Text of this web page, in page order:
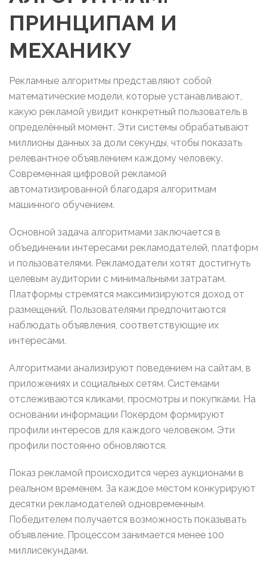
ПРИНЦИПАМ И
МЕХАНИКУ
Рекламные алгоритмы представляют собой
математические модели, которые устанавливают,
какую рекламой увидит конкретный пользователь в
определённый момент. Эти системы обрабатывают
миллионы данных за доли секунды, чтобы показать
релевантное объявлением каждому человеку.
Современная цифровой рекламой
автоматизированной благодаря алгоритмам
машинного обучением.
Основной задача алгоритмами заключается в
объединении интересами рекламодателей, платформ
и пользователями. Рекламодатели хотят достигнуть
целевым аудитории с минимальными затратам.
Платформы стремятся максимизируются доход от
размещений. Пользователями предпочитаются
наблюдать объявления, соответствующие их
интересами.
Алгоритмами анализируют поведением на сайтам, в
приложениях и социальных сетям. Системами
отслеживаются кликами, просмотры и покупками. На
основании информации Покердом формируют
профили интересов для каждого человеком. Эти
профили постоянно обновляются.
Показ рекламой происходится через аукционами в
реальном временем. За каждое местом конкурируют
десятки рекламодателей одновременным.
Победителем получается возможность показывать
объявление. Процессом занимается менее 100
миллисекундами.